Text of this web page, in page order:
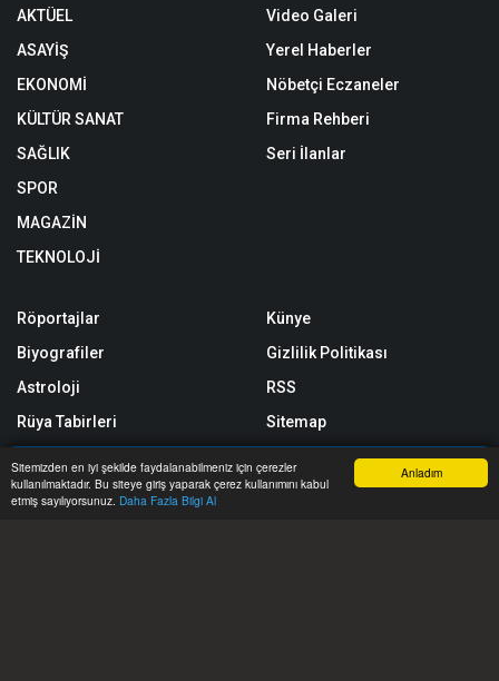
Anladım
Sitemizden en iyi şekilde faydalanabilmeniz için çerezler
kullanılmaktadır. Bu siteye giriş yaparak çerez kullanımını kabul
etmiş sayılıyorsunuz. Daha Fazla Bilgi Al
AKTÜEL
ASAYİŞ
EKONOMİ
KÜLTÜR SANAT
SAĞLIK
SPOR
MAGAZİN
TEKNOLOJİ
Video Galeri
Yerel Haberler
Nöbetçi Eczaneler
Firma Rehberi
Seri İlanlar
Röportajlar
Biyografiler
Astroloji
Rüya Tabirleri
Yol Trafik Durumu
Künye
Gizlilik Politikası
RSS
Sitemap
Arşiv
Anasayfa Yazarlar Haber Ara İhbar Hattı Menu